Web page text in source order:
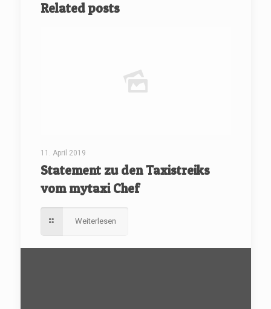
Related posts
11. April 2019
Statement zu den Taxistreiks
vom mytaxi Chef
Weiterlesen